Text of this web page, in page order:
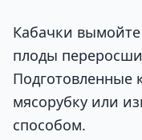
Кабачки
плоды
Подготовленные
мясорубку или
способом.